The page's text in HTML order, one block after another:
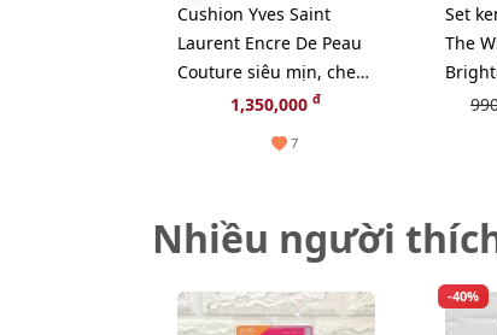
Cushion Yves Saint
Laurent Encre De Peau
Couture siêu mịn, che
phủ tốt, #20 sáng tự
1,350,000đ
7
Set
The
bảo
Nhiều người
-40%